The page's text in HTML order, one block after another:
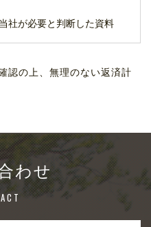
社が必要と判断した資料
認の上、無理のない返済計
わせ